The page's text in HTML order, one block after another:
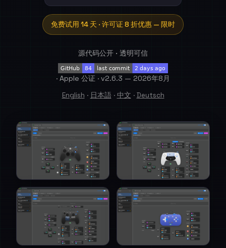
免费试用 14 天 · 许可证 8 折优惠 — 限时
源代码公开 · 透明可信
· Apple 公证 · v2.6.3 — 2026年8月
English · 日本語· 中文 · Deutsch